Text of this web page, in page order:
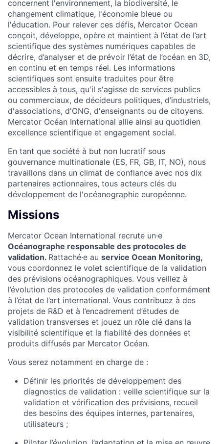
concernent l'environnement, la biodiversité, le
changement climatique, l'économie bleue ou
l'éducation. Pour relever ces défis, Mercator Ocean
conçoit, développe, opère et maintient à l’état de l’art
scientifique des systèmes numériques capables de
décrire, d’analyser et de prévoir l’état de l’océan en 3D,
en continu et en temps réel. Les informations
scientifiques sont ensuite traduites pour être
accessibles à tous, qu'il s'agisse de services publics
ou commerciaux, de décideurs politiques, d’industriels,
d'associations, d'ONG, d'enseignants ou de citoyens.
Mercator Océan International allie ainsi au quotidien
excellence scientifique et engagement social.
En tant que société à but non lucratif sous
gouvernance multinationale (ES, FR, GB, IT, NO), nous
travaillons dans un climat de confiance avec nos dix
partenaires actionnaires, tous acteurs clés du
développement de l'océanographie européenne.
Missions
Mercator Ocean International recrute un·e
Océanographe responsable des protocoles de
validation. Rattaché·e au service Ocean Monitoring,
vous coordonnez le volet scientifique de la validation
des prévisions océanographiques. Vous veillez à
l’évolution des protocoles de validation conformément
à l’état de l’art international. Vous contribuez à des
projets de R&D et à l’encadrement d’études de
validation transverses et jouez un rôle clé dans la
visibilité scientifique et la fiabilité des données et
produits diffusés par Mercator Océan.
Vous serez notamment en charge de :
Définir les priorités de développement des
diagnostics de validation : veille scientifique sur la
validation et vérification des prévisions, recueil
des besoins des équipes internes, partenaires,
utilisateurs ;